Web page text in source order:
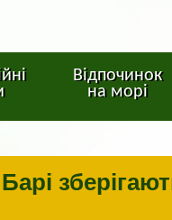
Відпочинок
на морі